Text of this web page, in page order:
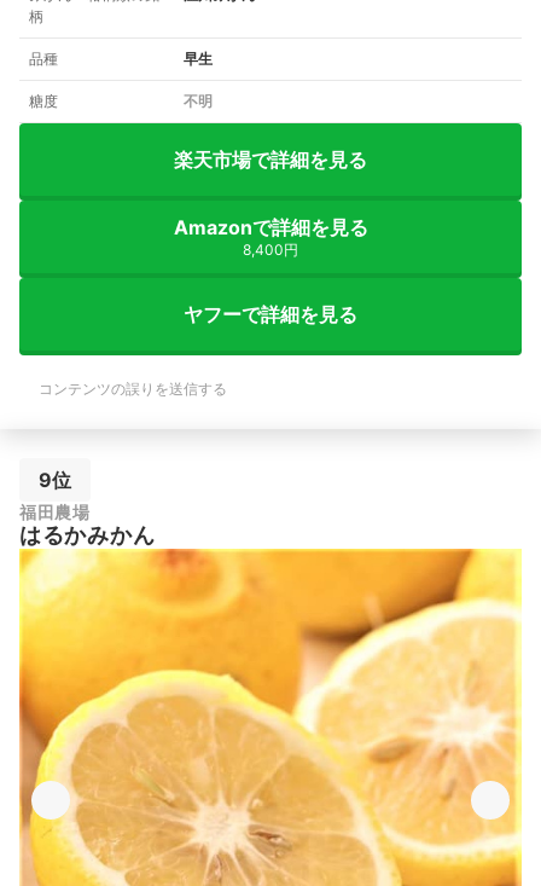
柄
品種 早生
糖度 不明
楽天市場で詳細を見る
Amazonで詳細を見る
8,400円
ヤフーで詳細を見る
コンテンツの誤りを送信する
9位
福田農場
はるかみかん